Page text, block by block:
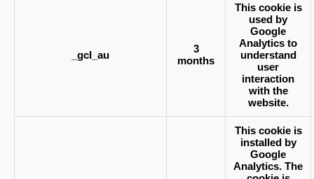
_gcl_au
3
months
This cookie is
used by
Google
Analytics to
understand
user
interaction
with the
website.
This cookie is
installed by
Google
Analytics. The